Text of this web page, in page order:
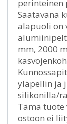
perinteinen
Saatavana
alapuoli on
mm, 2000
yläpellin ja
silikonilla/
Tämä tuote
ostoon ei